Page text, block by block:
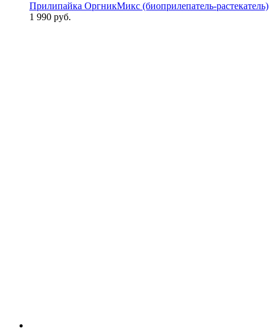
Прилипайка ОргникМикс (биоприлепатель-растекатель)
1 990 руб.